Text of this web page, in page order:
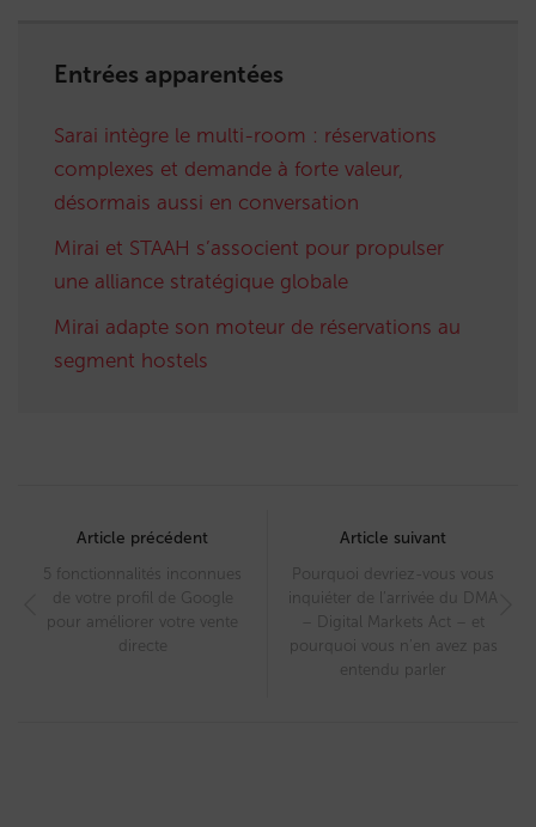
Entrées apparentées
Sarai intègre le multi-room : réservations
complexes et demande à forte valeur,
désormais aussi en conversation
Mirai et STAAH s’associent pour propulser
une alliance stratégique globale
Mirai adapte son moteur de réservations au
segment hostels
navigation
Article précédent
5 fonctionnalités inconnues
de votre profil de Google
pour améliorer votre vente
directe
Article suivant
Pourquoi devriez-vous vous
inquiéter de l’arrivée du DMA
– Digital Markets Act – et
pourquoi vous n’en avez pas
entendu parler